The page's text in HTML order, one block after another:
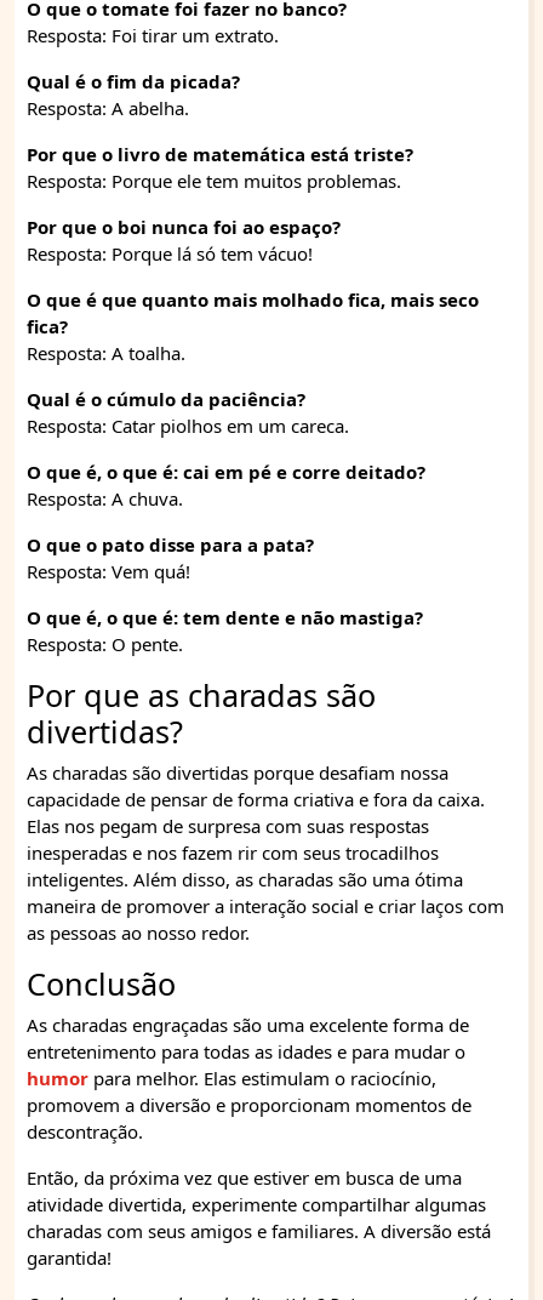
O que o tomate foi fazer no banco?
Resposta: Foi tirar um extrato.
Qual é o fim da picada?
Resposta: A abelha.
Por que o livro de matemática está triste?
Resposta: Porque ele tem muitos problemas.
Por que o boi nunca foi ao espaço?
Resposta: Porque lá só tem vácuo!
O que é que quanto mais molhado fica, mais seco
fica?
Resposta: A toalha.
Qual é o cúmulo da paciência?
Resposta: Catar piolhos em um careca.
O que é, o que é: cai em pé e corre deitado?
Resposta: A chuva.
O que o pato disse para a pata?
Resposta: Vem quá!
O que é, o que é: tem dente e não mastiga?
Resposta: O pente.
Por que as charadas são
divertidas?
As charadas são divertidas porque desafiam nossa
capacidade de pensar de forma criativa e fora da caixa.
Elas nos pegam de surpresa com suas respostas
inesperadas e nos fazem rir com seus trocadilhos
inteligentes. Além disso, as charadas são uma ótima
maneira de promover a interação social e criar laços com
as pessoas ao nosso redor.
Conclusão
As charadas engraçadas são uma excelente forma de
entretenimento para todas as idades e para mudar o
humor para melhor. Elas estimulam o raciocínio,
promovem a diversão e proporcionam momentos de
descontração.
Então, da próxima vez que estiver em busca de uma
atividade divertida, experimente compartilhar algumas
charadas com seus amigos e familiares. A diversão está
garantida!